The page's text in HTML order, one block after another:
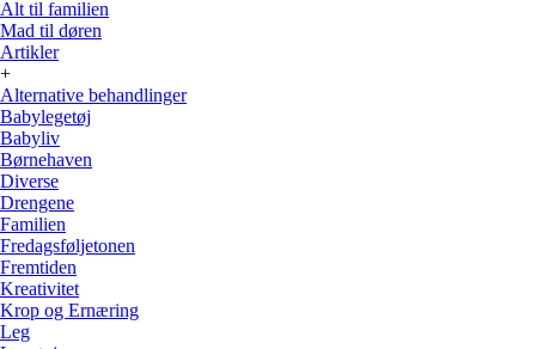
Alt til familien
Mad til døren
Artikler
+
Alternative behandlinger
Babylegetøj
Babyliv
Børnehaven
Diverse
Drengene
Familien
Fredagsføljetonen
Fremtiden
Kreativitet
Krop og Ernæring
Leg